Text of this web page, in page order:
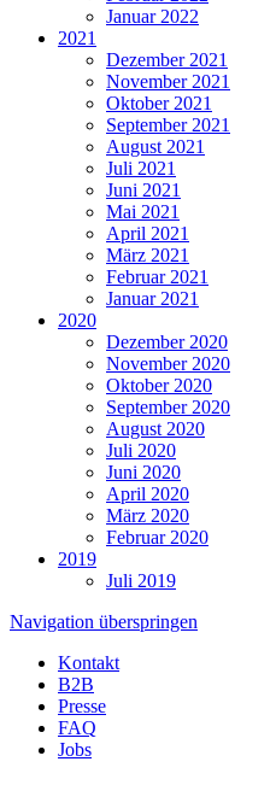
Januar 2022
2021
Dezember 2021
November 2021
Oktober 2021
September 2021
August 2021
Juli 2021
Juni 2021
Mai 2021
April 2021
März 2021
Februar 2021
Januar 2021
2020
Dezember 2020
November 2020
Oktober 2020
September 2020
August 2020
Juli 2020
Juni 2020
April 2020
März 2020
Februar 2020
2019
Juli 2019
Navigation überspringen
Kontakt
B2B
Presse
FAQ
Jobs